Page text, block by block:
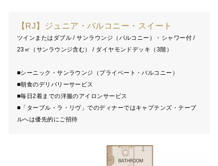
【RJ】ジュニア・バルコニー・スイート
ツインまたはダブル / サンラウンジ（バルコニー）・シャワー付 /
23㎡（サンラウンジ含む） / ダイヤモンドデッキ（3階）
■シーニック・サンラウンジ（プライベート・バルコニー）
■朝食のデリバリーサービス
■毎日2着までの洋服のアイロンサービス
■「ターブル・ラ・リヴ」でのディナーではキャプテンズ・テーブ
ルへは優先的にご招待